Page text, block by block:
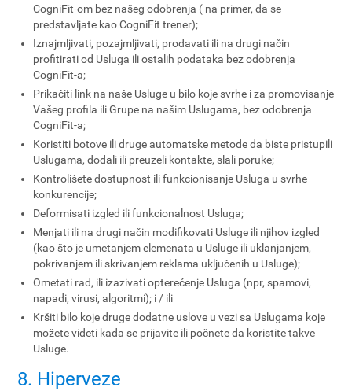
CogniFit-om bez našeg odobrenja ( na primer, da se
predstavljate kao CogniFit trener);
Iznajmljivati, pozajmljivati, prodavati ili na drugi način
profitirati od Usluga ili ostalih podataka bez odobrenja
CogniFit-a;
Prikačiti link na naše Usluge u bilo koje svrhe i za promovisanje
Vašeg profila ili Grupe na našim Uslugama, bez odobrenja
CogniFit-a;
Koristiti botove ili druge automatske metode da biste pristupili
Uslugama, dodali ili preuzeli kontakte, slali poruke;
Kontrolišete dostupnost ili funkcionisanje Usluga u svrhe
konkurencije;
Deformisati izgled ili funkcionalnost Usluga;
Menjati ili na drugi način modifikovati Usluge ili njihov izgled
(kao što je umetanjem elemenata u Usluge ili uklanjanjem,
pokrivanjem ili skrivanjem reklama uključenih u Usluge);
Ometati rad, ili izazivati opterećenje Usluga (npr, spamovi,
napadi, virusi, algoritmi); i / ili
Kršiti bilo koje druge dodatne uslove u vezi sa Uslugama koje
možete videti kada se prijavite ili počnete da koristite takve
Usluge.
8. Hiperveze